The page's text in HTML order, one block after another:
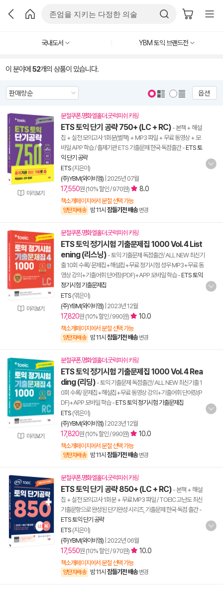
국내도서 YBM 토익 브랜드전
이 분야에 52개의 상품이 있습니다.
옵션
미리보기
분철쿠폰.명화엘홀더.굿럭피쉬 키링
ETS 토익 단기 공략 750+ (LC + RC) - 본책 + 해설
집 + 실전 모의고사 1회분(별책) + MP3 파일 + 무료 동영상 + 모
바일 APP 학습 / 출제기관 ETS 기출문제 한국 독점출간-ETS 토
익 단기 공략
ETS (지은이)
(주)YBM(와이비엠) 2025년 07월
17,550원 (10% 할인 / 970원) 8.0
책소개페이지에서 분철 선택 가능
양탄자배송 밤 11시 잠들기전 배송 변경
미리보기
분철쿠폰.명화엘홀더.굿럭피쉬 키링
ETS 토익 정기시험 기출문제집 1000 Vol. 4 List
ening (리스닝) - 토익 기출문제 독점출간/ ALL NEW 최신기
출 10회 수록/ 문제집+해설집+무료 정기시험 성우 MP3+무료 동
영상 강의+기출어휘 단어장(PDF)+APP 모바일 학습-ETS 토익
정기시험 기출문제집
ETS (엮은이)
(주)YBM(와이비엠) 2023년 12월
17,820원 (10% 할인 / 990원) 10.0
책소개페이지에서 분철 선택 가능
양탄자배송 밤 11시 잠들기전 배송 변경
미리보기
분철쿠폰.명화엘홀더.굿럭피쉬 키링
ETS 토익 정기시험 기출문제집 1000 Vol. 4 Rea
ding (리딩) - 토익 기출문제 독점출간/ ALL NEW 최신기출 1
0회 수록/ 문제집+해설집+무료 동영상 강의+기출어휘 단어장(P
DF)+APP 모바일 학습-ETS 토익 정기시험 기출문제집
ETS (엮은이)
(주)YBM(와이비엠) 2023년 12월
17,820원 (10% 할인 / 990원) 10.0
책소개페이지에서 분철 선택 가능
양탄자배송 밤 11시 잠들기전 배송 변경
분철쿠폰.명화엘홀더.굿럭피쉬 키링
ETS 토익 단기 공략 850+ (LC + RC) - 본책 + 해설
집 + 실전 모의고사 1회분 + 무료 MP3 파일 / TOEIC 고난도 최신
기출문항으로 완성된 단기완성 시리즈, 기출문제 한국 독점 출간-
ETS 토익 단기 공략
ETS (지은이)
(주)YBM(와이비엠) 2022년 06월
17,550원 (10% 할인 / 970원) 10.0
책소개페이지에서 분철 선택 가능
양탄자배송 밤 11시 잠들기전 배송 변경